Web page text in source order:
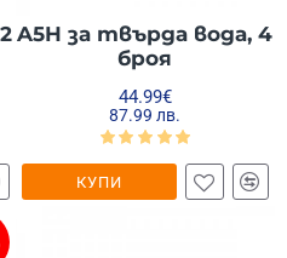
A5H за твърда вода, 4
броя
44.99€
87.99 лв.
КУПИ